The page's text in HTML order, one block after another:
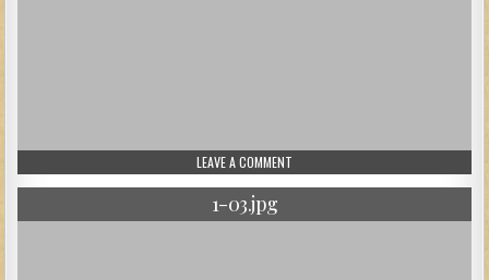
LEAVE A COMMENT
1-03.jpg